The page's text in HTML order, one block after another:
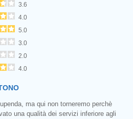
3.6
4.0
5.0
3.0
2.0
4.0
ma qui non torneremo perchè
una qualità dei servizi inferiore agli